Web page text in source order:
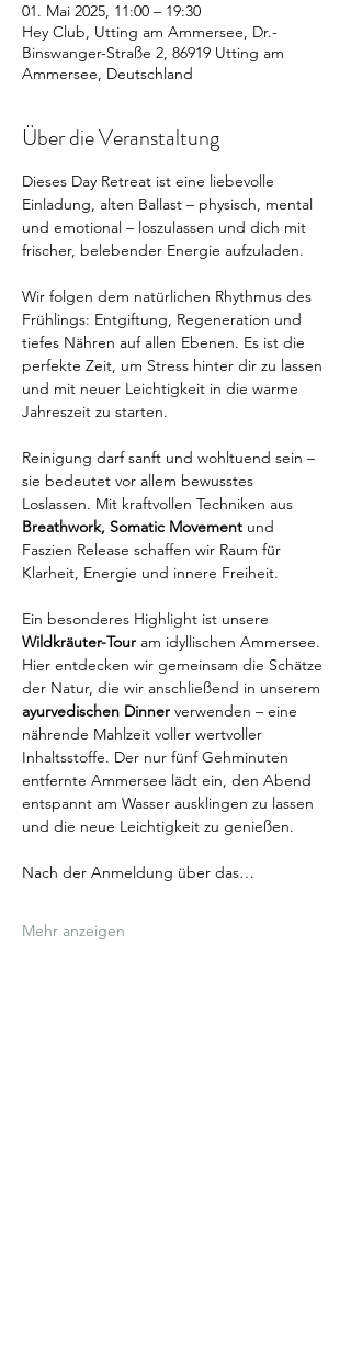
01. Mai 2025, 11:00 – 19:30
Hey Club, Utting am Ammersee, Dr.-
Binswanger-Straße 2, 86919 Utting am
Ammersee, Deutschland
Über die Veranstaltung
Dieses Day Retreat ist eine liebevolle
Einladung, alten Ballast – physisch, mental
und emotional – loszulassen und dich mit
frischer, belebender Energie aufzuladen.
Wir folgen dem natürlichen Rhythmus des
Frühlings: Entgiftung, Regeneration und
tiefes Nähren auf allen Ebenen. Es ist die
perfekte Zeit, um Stress hinter dir zu lassen
und mit neuer Leichtigkeit in die warme
Jahreszeit zu starten.
Reinigung darf sanft und wohltuend sein –
sie bedeutet vor allem bewusstes
Loslassen. Mit kraftvollen Techniken aus
Breathwork, Somatic Movement und
Faszien Release schaffen wir Raum für
Klarheit, Energie und innere Freiheit.
Ein besonderes Highlight ist unsere
Wildkräuter-Tour am idyllischen Ammersee.
Hier entdecken wir gemeinsam die Schätze
der Natur, die wir anschließend in unserem
ayurvedischen Dinner verwenden – eine
nährende Mahlzeit voller wertvoller
Inhaltsstoffe. Der nur fünf Gehminuten
entfernte Ammersee lädt ein, den Abend
entspannt am Wasser ausklingen zu lassen
und die neue Leichtigkeit zu genießen.
Nach der Anmeldung über das…
Mehr anzeigen